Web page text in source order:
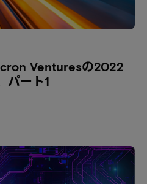
Venturesの2022
パート1